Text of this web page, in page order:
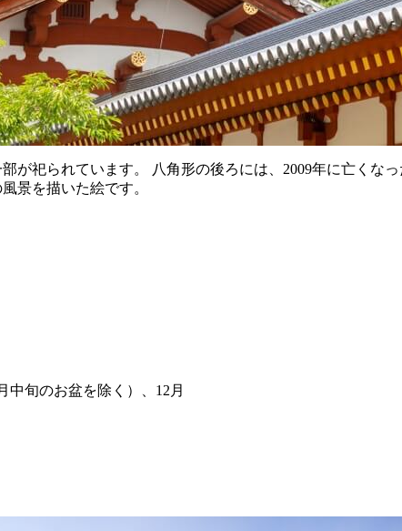
が祀られています。 八角形の後ろには、2009年に亡くな
景を描いた絵です。
中旬のお盆を除く）、12月